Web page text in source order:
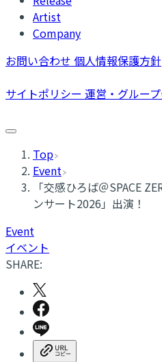
Artist
Company
お問い合わせ 個人情報保護方針
サイトポリシー 運営・グルー
Top
Event
「交感ひろば＠SPACE
ンサート2026」出演！
Event
イベント
SHARE: